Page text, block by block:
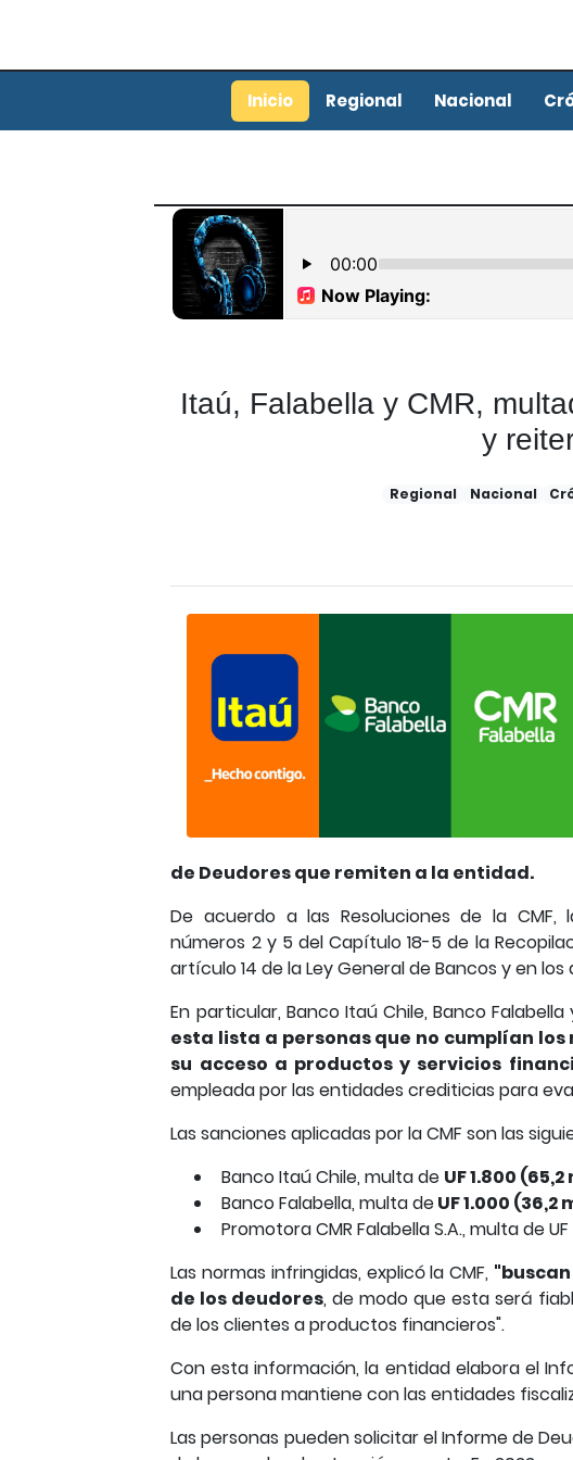
Inicio Regional Nacional
Itaú, Falabella y CMR,
y
Regional Nacional
de Deudores que remiten a la entidad.
De acuerdo a las Resoluciones de la CMF,
números 2 y 5 del Capítulo 18-5 de la
artículo 14 de la Ley General de Bancos y en los
En particular, Banco Itaú Chile, Banco Falabella
esta lista a personas que no cumplían
su acceso a productos y servicios
empleada por las entidades crediticias para
Las sanciones aplicadas por la CMF son las
Banco Itaú Chile, multa de UF 1.800
Banco Falabella, multa deUF 1.000
Promotora CMR Falabella S.A., multa de UF
Las normas infringidas, explicó la CMF,
de los deudores, de modo que esta será
de los clientes a productos financieros".
Con esta información, la entidad elabora el
una persona mantiene con las entidades
Las personas pueden solicitar el Informe de